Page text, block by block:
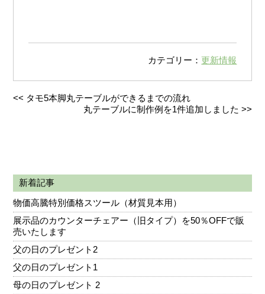
カテゴリー： 更新情報
<< タモ5本脚丸テーブルができるまでの流れ
丸テーブルに制作例を1件追加しました >>
新着記事
物価高騰特別価格スツール（材質見本用）
展示品のカウンターチェアー（旧タイプ）を50％OFFで販
売いたします
父の日のプレゼント2
父の日のプレゼント1
母の日のプレゼント 2